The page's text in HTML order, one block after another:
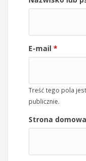
E-mail *
Treść tego pola
publicznie.
Strona domowa